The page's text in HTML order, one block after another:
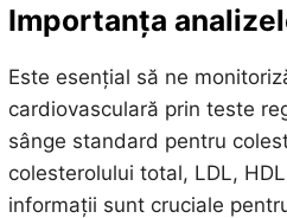
Importanța
Este esențial să ne
cardiovasculară prin teste
sânge standard pentru
colesterolului total, LDL,
informații sunt cruciale